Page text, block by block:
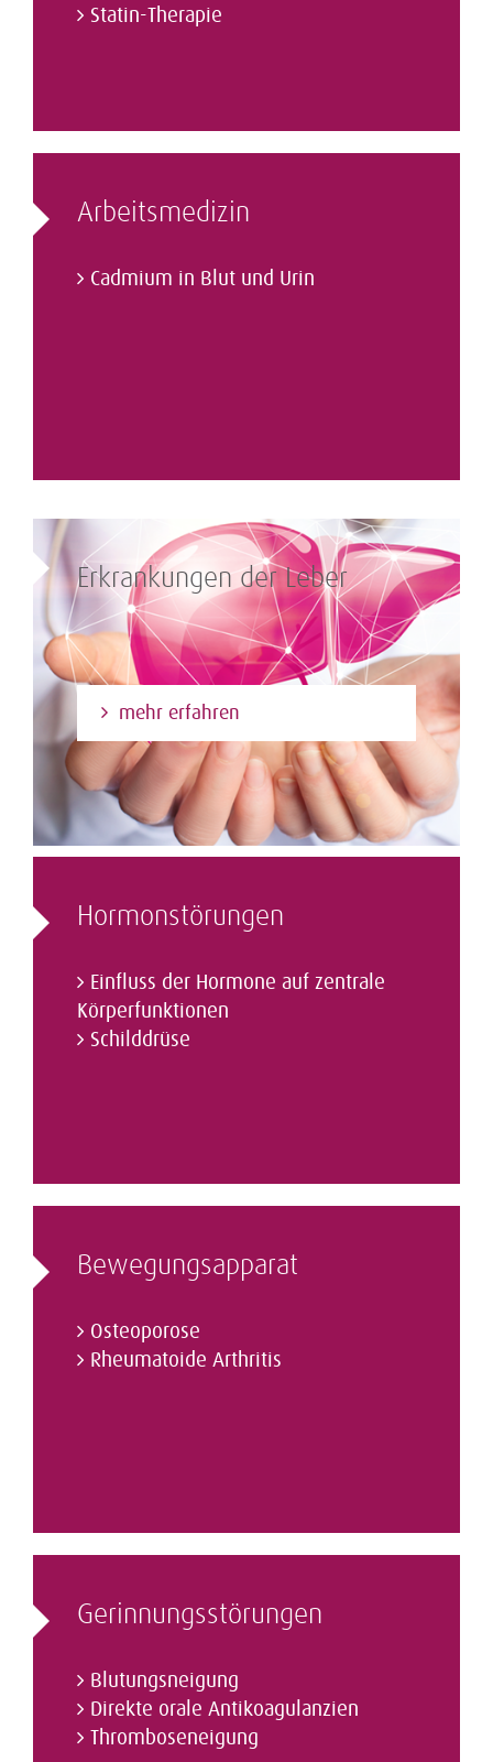
Statin-Therapie
Arbeitsmedizin
Cadmium in Blut und Urin
Erkrankungen der Leber
mehr erfahren
Hormon­störungen
Einfluss der Hormone auf zentrale
Körperfunktionen
Schilddrüse
Bewegungs­apparat
Osteoporose
Rheumatoide Arthritis
Gerinnungs­störungen
Blutungsneigung
Direkte orale Antikoagulanzien
Thromboseneigung